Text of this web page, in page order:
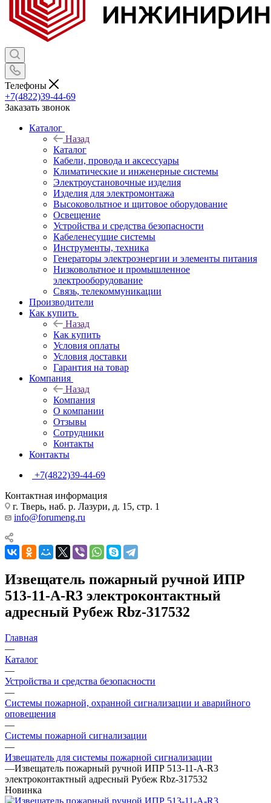
Телефоны
+7(4822)39-44-69
Заказать звонок
Каталог
Назад
Каталог
Кабели, провода и аксессуары
Климатические и инженерные системы
Электроустановочные изделия
Изделия для электромонтажа
Высоковольтное и щитовое оборудование
Освещение
Устройства и средства безопасности
Кабеленесущие системы
Инструменты, техника
Генераторы электроэнергии и элементы питания
Низковольтное и промышленное
электрооборудование
Связь, телекоммуникации
Производители
Как купить
Назад
Как купить
Условия оплаты
Условия доставки
Гарантия на товар
Компания
Назад
Компания
О компании
Отзывы
Сотрудники
Контакты
Контакты
+7(4822)39-44-69
Контактная информация
г. Тверь, наб. р. Лазури, д. 15, стр. 1
info@forumeng.ru
Извещатель пожарный ручной ИПР
513-11-А-R3 электроконтактный
адресный Рубеж Rbz-317532
Главная
—
Каталог
—
Устройства и средства безопасности
—
Системы пожарной, охранной сигнализации и аварийного
оповещения
—
Системы пожарной сигнализации
—
Извещатель для системы пожарной сигнализации
—Извещатель пожарный ручной ИПР 513-11-А-R3
электроконтактный адресный Рубеж Rbz-317532
Новинка